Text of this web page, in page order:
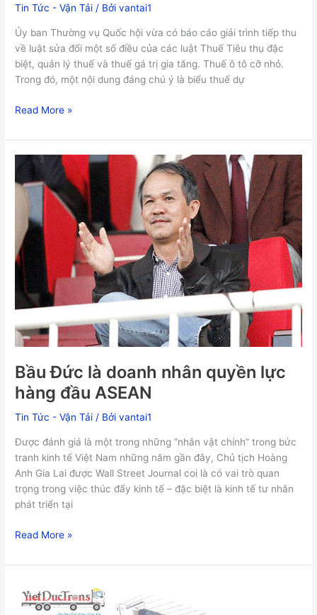
Tin Tức - Vận Tải / Bởivantai1
Ủy ban Thường vụ Quốc hội vừa có báo cáo giải trình tiếp thu
về luật sửa đổi một số điều của các luật Thuế Tiêu thụ đặc
biệt, quản lý thuế và thuế gá trị gia tăng. Thuế ô tô cỡ nhỏ.
Trong đó, một nội dung đáng chú ý là biểu thuế dự
Read More »
Bầu Đức là doanh nhân quyền lực
hàng đầu ASEAN
Tin Tức - Vận Tải / Bởivantai1
Được đánh giá là một trong những “nhân vật chính” trong bức
tranh kinh tế Việt Nam những năm gần đây, Chủ tịch Hoàng
Anh Gia Lai được Wall Street Journal coi là có vai trò quan
trọng trong việc thúc đẩy kinh tế – đặc biệt là kinh tế tư nhân
phát triển tại
Đức
nhân
quyền
lực
hàng
ASEAN
Read More »
vụ